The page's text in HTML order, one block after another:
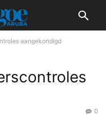
aangekondigd
0